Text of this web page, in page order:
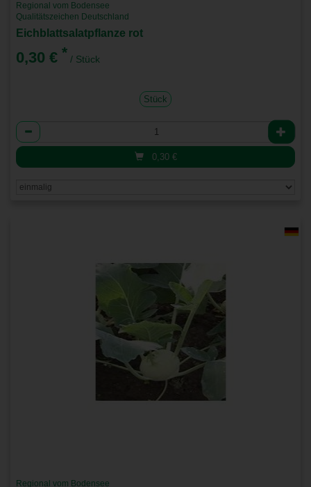
Regional vom Bodensee
Qualitätszeichen Deutschland
Eichblattsalatpflanze rot
0,30 € * / Stück
Stück
Anzahl
0,30 €
Regional vom Bodensee